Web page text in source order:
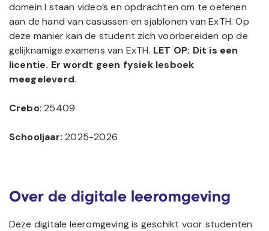
domein I staan video’s en opdrachten om te oefenen
aan de hand van casussen en sjablonen van ExTH. Op
deze manier kan de student zich voorbereiden op de
gelijknamige examens van ExTH. LET OP: Dit is een
licentie. Er wordt geen fysiek lesboek
meegeleverd.
Crebo: 25409
Schooljaar: 2025-2026
Over de digitale leeromgeving
Deze digitale leeromgeving is geschikt voor studenten